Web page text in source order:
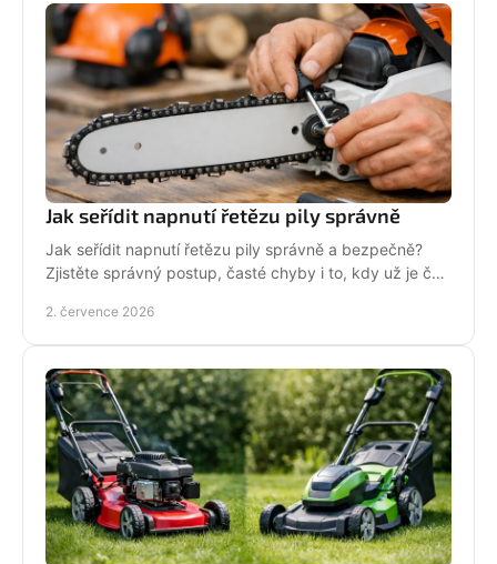
Jak seřídit napnutí řetězu pily správně
Jak seřídit napnutí řetězu pily správně a bezpečně?
Zjistěte správný postup, časté chyby i to, kdy už je čas
2. července 2026